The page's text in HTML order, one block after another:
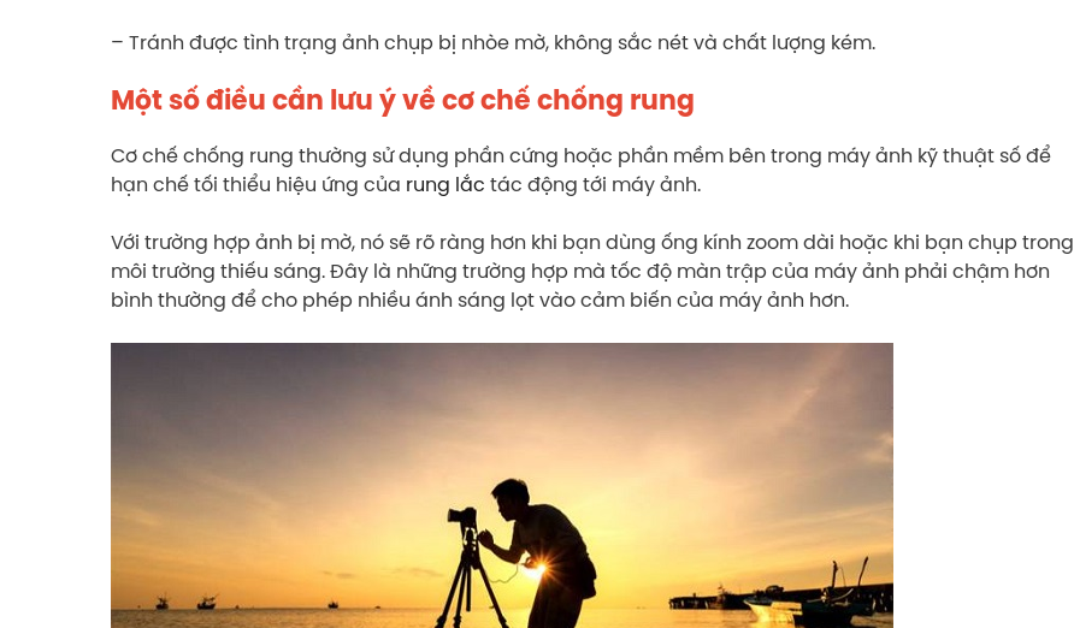
– Tránh được tình trạng ảnh chụp bị nhòe mờ, không sắc nét và chất lượng kém.
Một số điều cần lưu ý về cơ chế chống rung
Cơ chế chống rung thường sử dụng phần cứng hoặc phần mềm bên trong máy ảnh kỹ thuật số để
hạn chế tối thiểu hiệu ứng của rung lắc tác động tới máy ảnh.
Với trường hợp ảnh bị mờ, nó sẽ rõ ràng hơn khi bạn dùng ống kính zoom dài hoặc khi bạn chụp trong
môi trường thiếu sáng. Đây là những trường hợp mà tốc độ màn trập của máy ảnh phải chậm hơn
bình thường để cho phép nhiều ánh sáng lọt vào cảm biến của máy ảnh hơn.